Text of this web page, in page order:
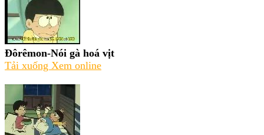
Đôrêmon-Nói gà hoá vịt
Tải xuống Xem online